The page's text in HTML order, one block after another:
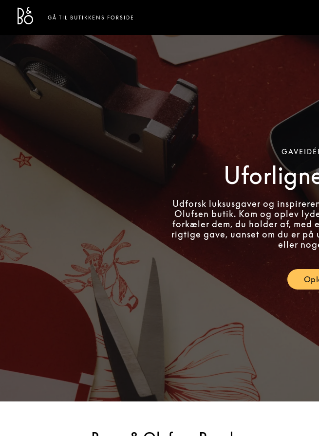
Bang & Olufsen - Exist to Create
Link Opens in New Tab
GÅ TIL BUTIKKENS FORSIDE
Udforsk luksusgaver og
Olufsen butik. Kom og oplev
forkæler dem, du holder af, med
rigtige gave, uanset om du er
eller